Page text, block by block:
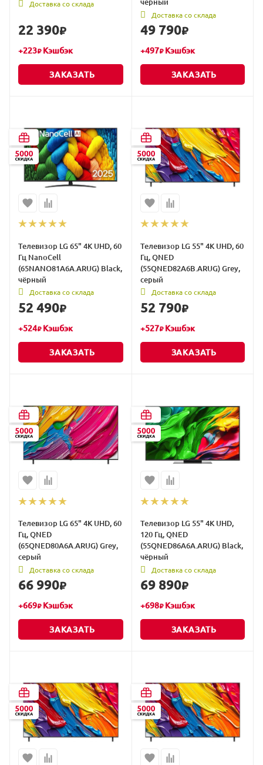
Доставка со склада
22 390₽
+223₽Кэшбэк
ЗАКАЗАТЬ
чёрный
Доставка со склада
49 790₽
+497₽Кэшбэк
ЗАКАЗАТЬ
Телевизор LG 65" 4K UHD, 60
Гц NanoCell
(65NANO81A6A.ARUG) Black,
чёрный
Доставка со склада
52 490₽
+524₽Кэшбэк
ЗАКАЗАТЬ
Телевизор LG 55" 4K UHD, 60
Гц, QNED
(55QNED82A6B.ARUG) Grey,
серый
Доставка со склада
52 790₽
+527₽Кэшбэк
ЗАКАЗАТЬ
Телевизор LG 65" 4K UHD, 60
Гц, QNED
(65QNED80A6A.ARUG) Grey,
серый
Доставка со склада
66 990₽
+669₽Кэшбэк
ЗАКАЗАТЬ
Телевизор LG 55" 4K UHD,
120 Гц, QNED
(55QNED86A6A.ARUG) Black,
чёрный
Доставка со склада
69 890₽
+698₽Кэшбэк
ЗАКАЗАТЬ